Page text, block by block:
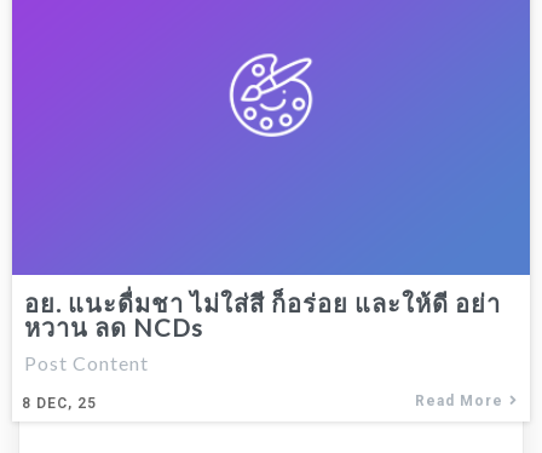
อย. แนะดื่มชา ไม่ใส่สี ก็อร่อย และให้ดี อย่า
หวาน ลด NCDs
8 DEC, 25
Post Content
Read More